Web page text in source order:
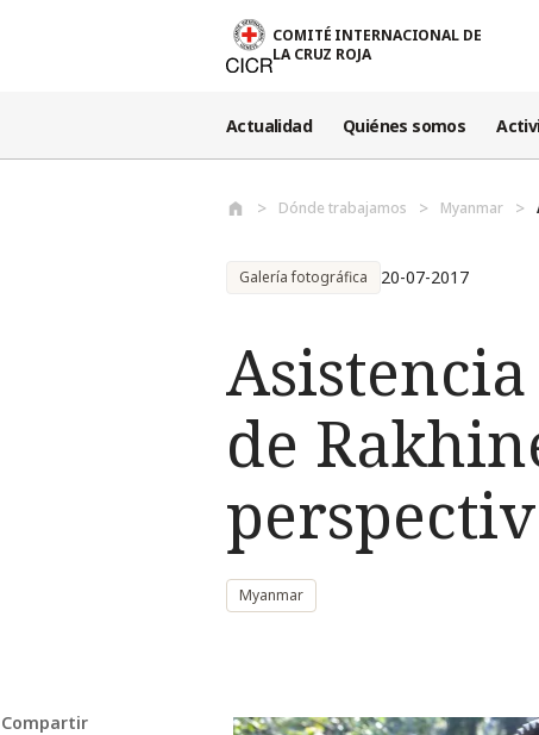
COMITÉ INTERNACIONAL DE
LA CRUZ ROJA
Actualidad Quiénes somos
Dónde trabajamos Myanmar
Galería fotográfica 20-07-2017
de
Myanmar
Compartir